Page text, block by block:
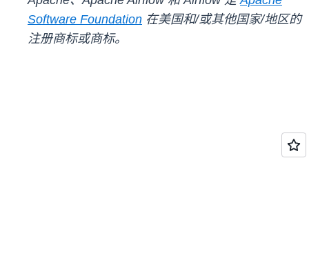
Software Foundation 在美国和/或其他国家/地区的
注册商标或商标。